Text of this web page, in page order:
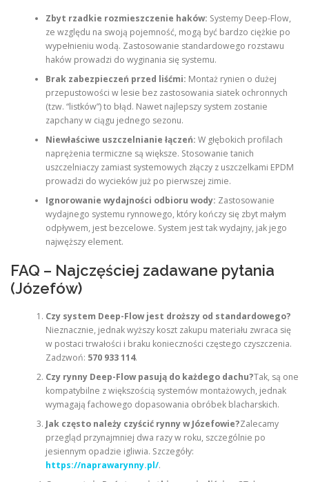
Zbyt rzadkie rozmieszczenie haków: Systemy Deep-Flow,
ze względu na swoją pojemność, mogą być bardzo ciężkie po
wypełnieniu wodą. Zastosowanie standardowego rozstawu
haków prowadzi do wyginania się systemu.
Brak zabezpieczeń przed liśćmi: Montaż rynien o dużej
przepustowości w lesie bez zastosowania siatek ochronnych
(tzw. “listków”) to błąd. Nawet najlepszy system zostanie
zapchany w ciągu jednego sezonu.
Niewłaściwe uszczelnianie łączeń: W głębokich profilach
naprężenia termiczne są większe. Stosowanie tanich
uszczelniaczy zamiast systemowych złączy z uszczelkami EPDM
prowadzi do wycieków już po pierwszej zimie.
Ignorowanie wydajności odbioru wody: Zastosowanie
wydajnego systemu rynnowego, który kończy się zbyt małym
odpływem, jest bezcelowe. System jest tak wydajny, jak jego
najwęższy element.
FAQ – Najczęściej zadawane pytania
(Józefów)
Czy system Deep-Flow jest droższy od standardowego?
Nieznacznie, jednak wyższy koszt zakupu materiału zwraca się
w postaci trwałości i braku konieczności częstego czyszczenia.
Zadzwoń: 570 933 114.
Czy rynny Deep-Flow pasują do każdego dachu?Tak, są one
kompatybilne z większością systemów montażowych, jednak
wymagają fachowego dopasowania obróbek blacharskich.
Jak często należy czyścić rynny w Józefowie?Zalecamy
przegląd przynajmniej dwa razy w roku, szczególnie po
jesiennym opadzie igliwia. Szczegóły:
https://naprawarynny.pl/.